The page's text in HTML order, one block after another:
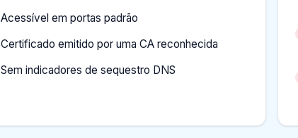
Acessível em portas padrão
Certificado emitido por uma CA reconhecida
Sem indicadores de sequestro DNS